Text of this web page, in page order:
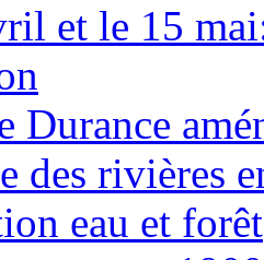
et le 15
Durance
des rivières
eau et forêt